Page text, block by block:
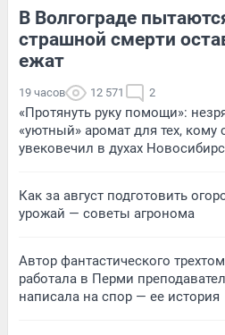
В Волгограде
страшной смерти
ежат
19 часов 12 571 2
«Протянуть руку помощи»:
«уютный» аромат для тех,
увековечил в духах
Как за август подготовить
урожай — советы агронома
Автор фантастического
работала в Перми
написала на спор — ее история